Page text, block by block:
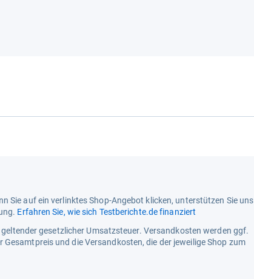
Sie auf ein verlinktes Shop-Angebot klicken, unterstützen Sie uns
Erfahren Sie, wie sich Testberichte.de finanziert
gesetzlicher Umsatzsteuer. Versandkosten werden ggf.
und die Versandkosten, die der jeweilige Shop zum